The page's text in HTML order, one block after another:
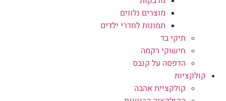
מוצרים נלווים
תמונות לחדרי ילדים
תיקי בד
חישוקי רקמה
הדפסה על קנבס
קולקציות
קולקציית אהבה